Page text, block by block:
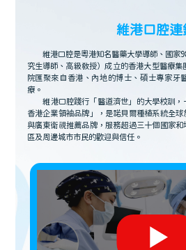
維港口腔連
維港口腔是粵港知名醫藥大學導師、國家
究生導師、高級教授）成立的香港大型醫療
院匯聚來自香港、內地的博士、碩士專家牙
療。
維港口腔踐行「醫道濟世」的大學校訓
香港企業領袖品牌」，是諾貝爾種植系統全
與廣東衛視推薦品牌，服務超過三十個國家
區及周邊城市市民的歡迎與信任。